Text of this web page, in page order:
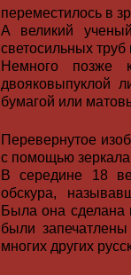
переместилось в
А великий
светосильных
Немного позже
двояковыпуклой
бумагой или
Перевернутое
с помощью
В середине 18
обскура,
Была она сделана
были
многих других